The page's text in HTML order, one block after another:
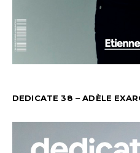
DEDICATE 38 – ADÈLE